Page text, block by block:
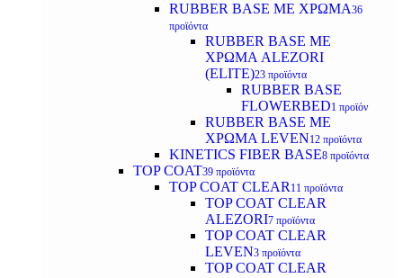
RUBBER BASE ΜΕ ΧΡΩΜΑ36
προϊόντα
RUBBER BASE ΜΕ
ΧΡΩΜΑ ALEZORI
(ELITE)23 προϊόντα
RUBBER BASE
FLOWERBED1 προϊόν
RUBBER BASE ΜΕ
ΧΡΩΜΑ LEVEN12 προϊόντα
KINETICS FIBER BASE8 προϊόντα
TOP COAT39 προϊόντα
TOP COAT CLEAR 11 προϊόντα
TOP COAT CLEAR
ALEZORI7 προϊόντα
TOP COAT CLEAR
LEVEN3 προϊόντα
TOP COAT CLEAR